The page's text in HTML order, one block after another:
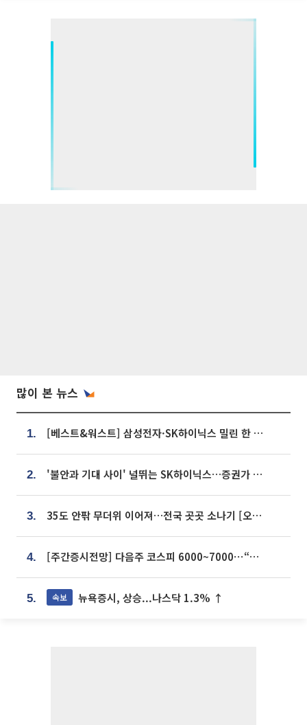
많이 본 뉴스
1. [베스트&워스트] 삼성전자·SK하이닉스 밀린 한 주…상상인증권은 85% 급등
2. '불안과 기대 사이' 널뛰는 SK하이닉스…증권가 "HBM4·LTA 기반 펀터멘털 견고"
3. 35도 안팎 무더위 이어져…전국 곳곳 소나기 [오늘 날씨]
4. [주간증시전망] 다음주 코스피 6000~7000⋯“外人 수급은 정책이 변수”
5. 속보 뉴욕증시, 상승...나스닥 1.3% ↑